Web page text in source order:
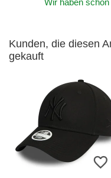
Wir haben
Kunden, die diesen
gekauft